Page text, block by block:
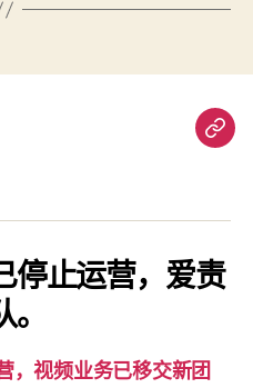
重
知：
爱
责
停止运营，爱责
，视频业务已移交新团